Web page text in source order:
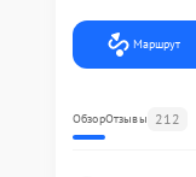
Маршрут
ОбзорОтзывы 212